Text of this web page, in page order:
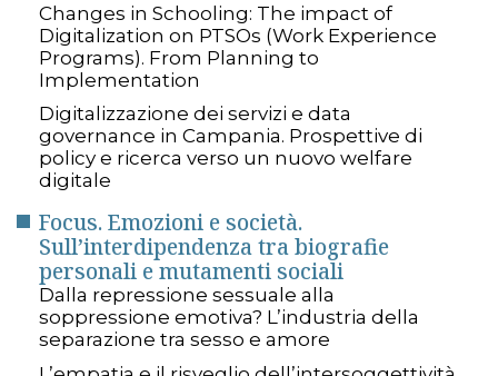
Changes in Schooling: The impact of
Digitalization on PTSOs (Work Experience
Programs). From Planning to
Implementation
Digitalizzazione dei servizi e data
governance in Campania. Prospettive di
policy e ricerca verso un nuovo welfare
digitale
Focus. Emozioni e società.
Sull’interdipendenza tra biografie
personali e mutamenti sociali
Dalla repressione sessuale alla
soppressione emotiva? L’industria della
separazione tra sesso e amore